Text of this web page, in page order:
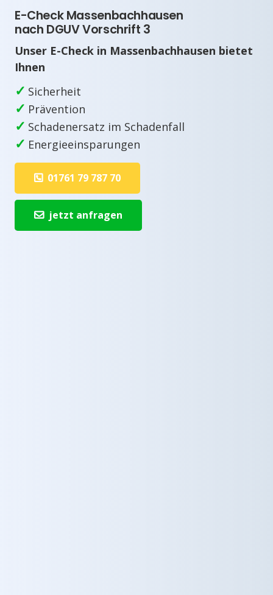
E-Check Massenbachhausen
nach DGUV Vorschrift 3
Unser E-Check in Massenbachhausen bietet
Ihnen
✓ Sicherheit
✓ Prävention
✓ Schadenersatz im Schadenfall
✓ Energieeinsparungen
01761 79 787 70
jetzt anfragen